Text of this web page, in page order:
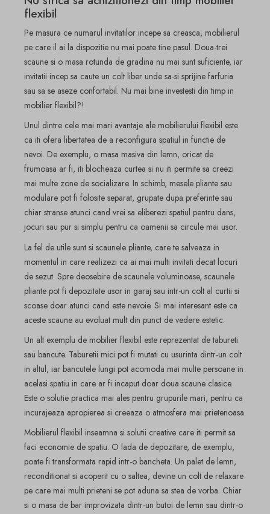
flexibil
Pe masura ce numarul invitatilor incepe sa creasca, mobilierul
pe care il ai la dispozitie nu mai poate tine pasul. Doua-trei
scaune si o masa rotunda de gradina nu mai sunt suficiente, iar
invitatii incep sa caute un colt liber unde sa-si sprijine farfuria
sau sa se aseze confortabil. Nu mai bine investesti din timp in
mobilier flexibil?!
Unul dintre cele mai mari avantaje ale mobilierului flexibil este
ca iti ofera libertatea de a reconfigura spatiul in functie de
nevoi. De exemplu, o masa masiva din lemn, oricat de
frumoasa ar fi, iti blocheaza curtea si nu iti permite sa creezi
mai multe zone de socializare. In schimb, mesele pliante sau
modulare pot fi folosite separat, grupate dupa preferinte sau
chiar stranse atunci cand vrei sa eliberezi spatiul pentru dans,
jocuri sau pur si simplu pentru ca oamenii sa circule mai usor.
La fel de utile sunt si scaunele pliante, care te salveaza in
momentul in care realizezi ca ai mai multi invitati decat locuri
de sezut. Spre deosebire de scaunele voluminoase, scaunele
pliante pot fi depozitate usor in garaj sau intr-un colt al curtii si
scoase doar atunci cand este nevoie. Si mai interesant este ca
aceste scaune au evoluat mult din punct de vedere estetic.
Un alt exemplu de mobilier flexibil este reprezentat de tabureti
sau bancute. Taburetii mici pot fi mutati cu usurinta dintr-un colt
in altul, iar bancutele lungi pot acomoda mai multe persoane in
acelasi spatiu in care ar fi incaput doar doua scaune clasice.
Este o solutie practica mai ales pentru grupurile mari, pentru ca
incurajeaza apropierea si creeaza o atmosfera mai prietenoasa.
Mobilierul flexibil inseamna si solutii creative care iti permit sa
faci economie de spatiu. O lada de depozitare, de exemplu,
poate fi transformata rapid intr-o bancheta. Un palet de lemn,
reconditionat si acoperit cu o saltea, devine un colt de relaxare
pe care mai multi prieteni se pot aduna sa stea de vorba. Chiar
si o masa de bar improvizata dintr-un butoi de lemn sau dintr-o